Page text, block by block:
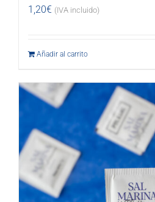
1,20€ (IVA incluido)
Añadir al carrito